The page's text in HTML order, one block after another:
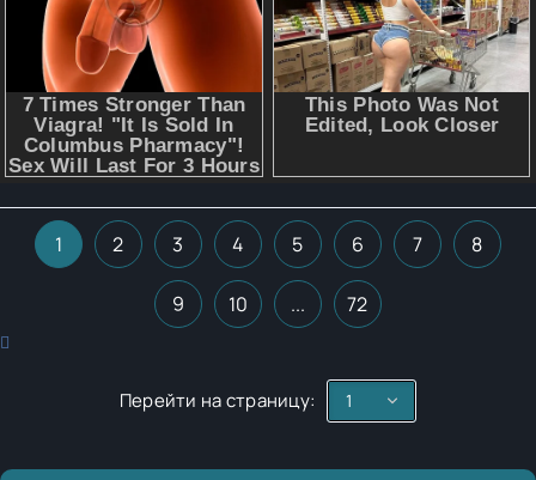
1 2 3 4 5 6 7 8
9 10 ... 72
Перейти на страницу: